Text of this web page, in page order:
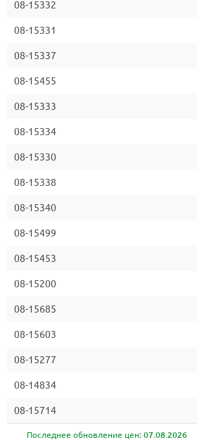
08-15332
08-15331
08-15337
08-15455
08-15333
08-15334
08-15330
08-15338
08-15340
08-15499
08-15453
08-15200
08-15685
08-15603
08-15277
08-14834
08-15714
Последнее обновление цен: 07.08.2026